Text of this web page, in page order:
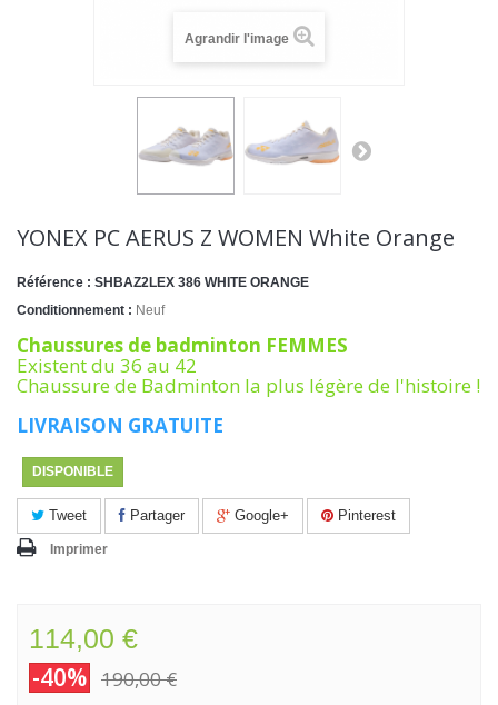
Agrandir l'image
YONEX PC AERUS Z WOMEN White Orange
Référence : SHBAZ2LEX 386 WHITE ORANGE
Conditionnement : Neuf
Chaussures de badminton FEMMES
Existent du 36 au 42
Chaussure de Badminton la plus légère de l'histoire !
LIVRAISON GRATUITE
DISPONIBLE
Tweet Partager Google+ Pinterest
Imprimer
114,00 €
-40% 190,00 €